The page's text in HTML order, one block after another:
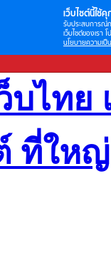
เว็บไซต์นี้ใช้คุ
รับประสบการณ์
เว็บไซต์ของเรา
นโยบายความเป็
ไทย
ที่ให